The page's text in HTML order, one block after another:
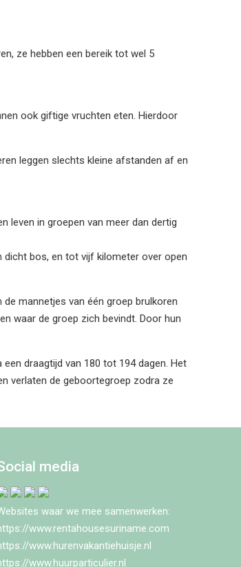
ze hebben een bereik tot wel 5
ook giftige vruchten eten. Hierdoor
leggen slechts kleine afstanden af en
leven in groepen van meer dan dertig
dicht bos, en tot vijf kilometer over open
mannetjes van één groep brulkoren
waar de groep zich bevindt. Door hun
draagtijd van 180 tot 194 dagen. Het
verlaten de geboortegroep zodra ze
media
waar we mee samenwerken:
www.rentahousesuriname.com
www.hurenvakantiehuisje.nl
www.huurparticulier.nl